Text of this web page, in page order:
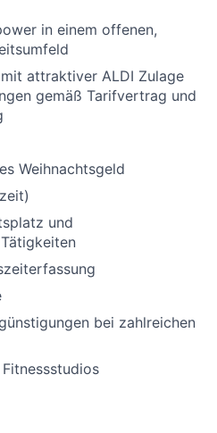
in einem offenen,
attraktiver ALDI Zulage
gemäß Tarifvertrag und
Weihnachtsgeld
und
bei zahlreichen